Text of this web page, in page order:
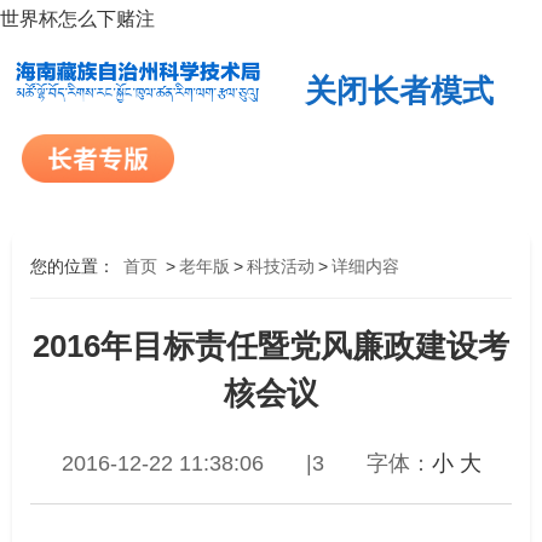
世界杯怎么下赌注
关闭长者模式
您的位置： 首页 >老年版 >科技活动 >详细内容
2016年目标责任暨党风廉政建设考
核会议
2016-12-22 11:38:06 |3 字体： 小 大